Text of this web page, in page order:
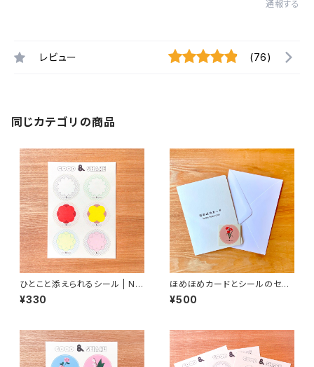
通報する
レビュー (76)
同じカテゴリの商品
ひとこと添えられるシール | Na
gomu（和む）
¥330
ほめほめカードとシールのセッ
ト
¥500